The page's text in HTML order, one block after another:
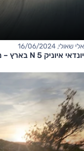
אלי שאולי, 16/06/2024
יונדאי איוניק 5 N בארץ – מחיר החל מ-400,000 שקלים